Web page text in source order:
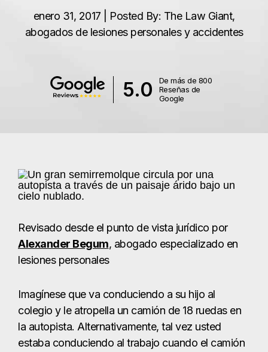
5.0
De más de 800
Reseñas de
Google
enero 31, 2017 | Posted By: The Law Giant,
abogados de lesiones personales y accidentes
Revisado desde el punto de vista jurídico por
Alexander Begum, abogado especializado en
lesiones personales
Imagínese que va conduciendo a su hijo al
colegio y le atropella un camión de 18 ruedas en
la autopista. Alternativamente, tal vez usted
estaba conduciendo al trabajo cuando el camión